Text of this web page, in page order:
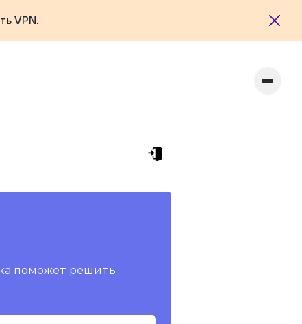
VPN.
поможет решить